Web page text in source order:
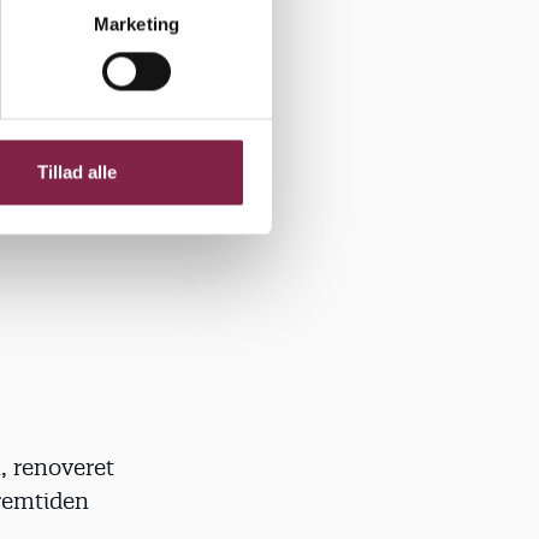
Marketing
Tillad alle
renoveret